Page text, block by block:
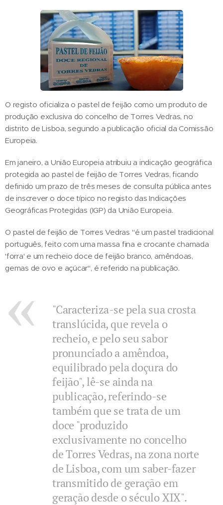
O registo oficializa o pastel de feijão como um produto de
produção exclusiva do concelho de Torres Vedras, no
distrito de Lisboa, segundo a publicação oficial da Comissão
Europeia.
Em janeiro, a União Europeia atribuiu a indicação geográfica
protegida ao pastel de feijão de Torres Vedras, ficando
definido um prazo de três meses de consulta pública antes
de inscrever o doce típico no registo das Indicações
Geográficas Protegidas (IGP) da União Europeia.
O pastel de feijão de Torres Vedras "é um pastel tradicional
português, feito com uma massa fina e crocante chamada
'forra' e um recheio doce de feijão branco, amêndoas,
gemas de ovo e açúcar", é referido na publicação.
"Caracteriza-se pela sua crosta
translúcida, que revela o
recheio, e pelo seu sabor
pronunciado a amêndoa,
equilibrado pela doçura do
feijão", lê-se ainda na
publicação, referindo-se
também que se trata de um
doce "produzido
exclusivamente no concelho
de Torres Vedras, na zona norte
de Lisboa, com um saber-fazer
transmitido de geração em
geração desde o século XIX".